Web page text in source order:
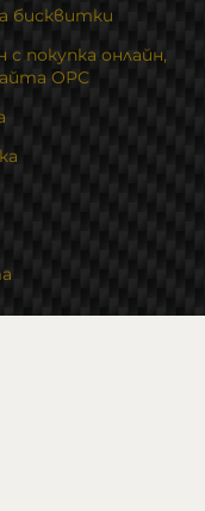
бисквитки
с покупка онлайн,
ОРС